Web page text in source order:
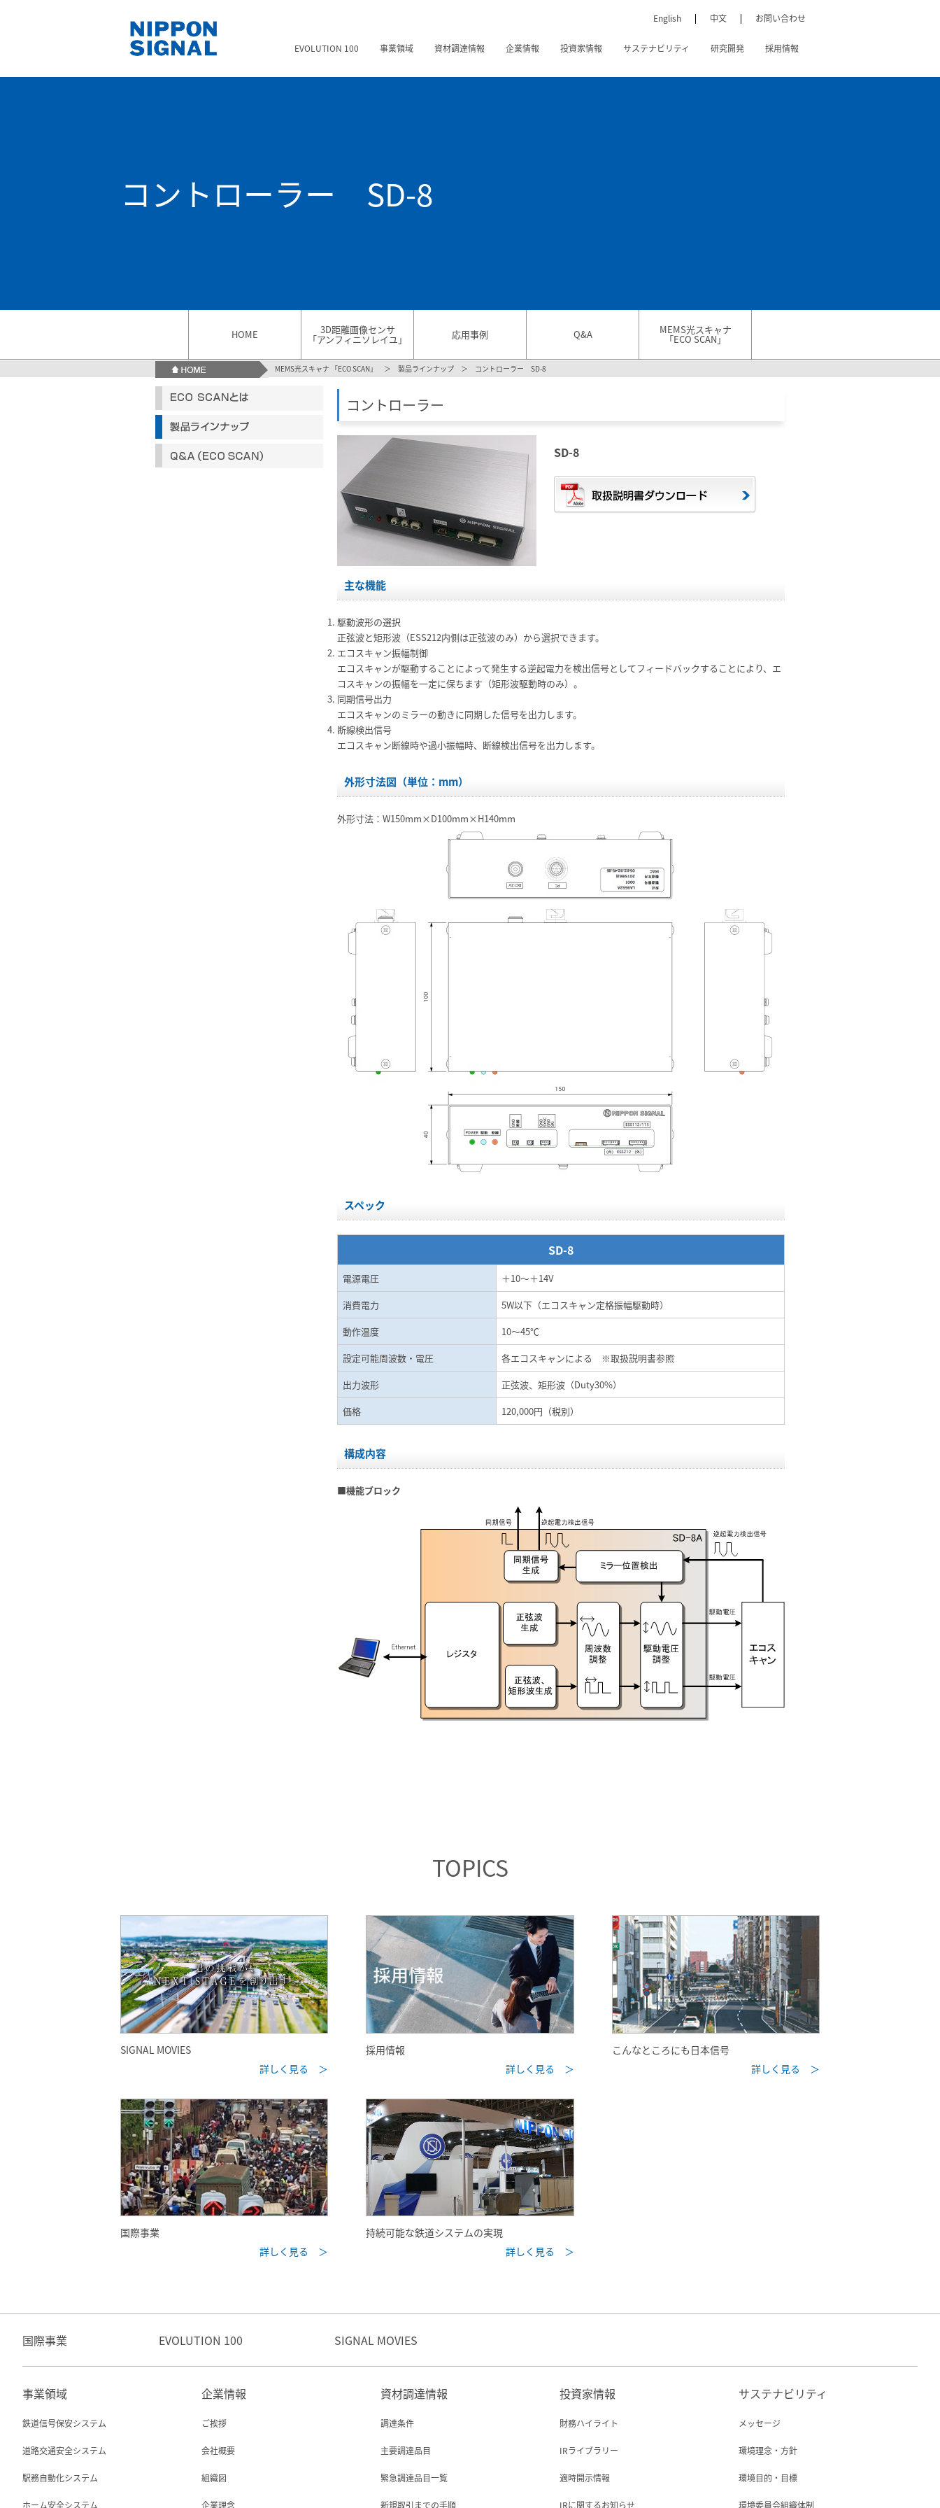
English 中文 お問い合わせ
EVOLUTION 100 事業領域 資材調達情報 企業情報 投資家情報 サステナビリティ 研究開発 採用情報
コントローラー SD-8
HOME 3D距離画像センサ
「アンフィニソレイユ」 応用事例 Q&A MEMS光スキャナ
「ECO SCAN」
MEMS光スキャナ 「ECO SCAN」 ＞ 製品ラインナップ ＞ コントローラー SD-8
コントローラー
SD-8
主な機能
駆動波形の選択
正弦波と矩形波（ESS212内側は正弦波のみ）から選択できます。
エコスキャン振幅制御
エコスキャンが駆動することによって発生する逆起電力を検出信号としてフィードバックすることにより、エ
コスキャンの振幅を一定に保ちます（矩形波駆動時のみ）。
同期信号出力
エコスキャンのミラーの動きに同期した信号を出力します。
断線検出信号
エコスキャン断線時や過小振幅時、断線検出信号を出力します。
外形寸法図（単位：mm）
外形寸法：W150mm×D100mm×H140mm
スペック
SD-8
電源電圧
＋10～＋14V
消費電力
5W以下（エコスキャン定格振幅駆動時）
動作温度
10～45℃
設定可能周波数・電圧
各エコスキャンによる ※取扱説明書参照
出力波形
正弦波、矩形波（Duty30%）
価格
120,000円（税別）
構成内容
■機能ブロック
TOPICS
SIGNAL MOVIES
詳しく見る ＞
採用情報
詳しく見る ＞
こんなところにも日本信号
詳しく見る ＞
国際事業
詳しく見る ＞
持続可能な鉄道システムの実現
詳しく見る ＞
国際事業 EVOLUTION 100 SIGNAL MOVIES
事業領域
鉄道信号保安システム
道路交通安全システム
駅務自動化システム
ホーム安全システム
企業情報
ご挨拶
会社概要
組織図
企業理念
資材調達情報
調達条件
主要調達品目
緊急調達品目一覧
新規取引までの手順
投資家情報
財務ハイライト
IRライブラリー
適時開示情報
IRに関するお知らせ
サステナビリティ
メッセージ
環境理念・方針
環境目的・目標
環境委員会組織体制